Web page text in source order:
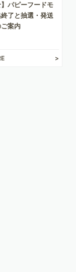
】パピーフードモ
了と抽選・発送
案内